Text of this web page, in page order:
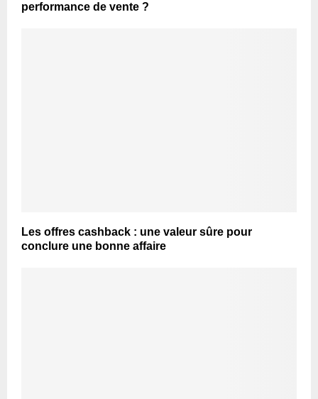
performance de vente ?
Les offres cashback : une valeur sûre pour
conclure une bonne affaire